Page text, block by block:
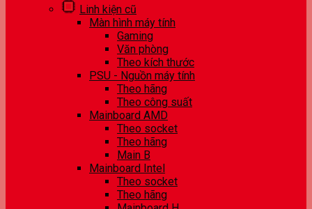
Linh kiện cũ
Màn hình máy tính
Gaming
Văn phòng
Theo kích thước
PSU - Nguồn máy tính
Theo hãng
Theo công suất
Mainboard AMD
Theo socket
Theo hãng
Main B
Mainboard Intel
Theo socket
Theo hãng